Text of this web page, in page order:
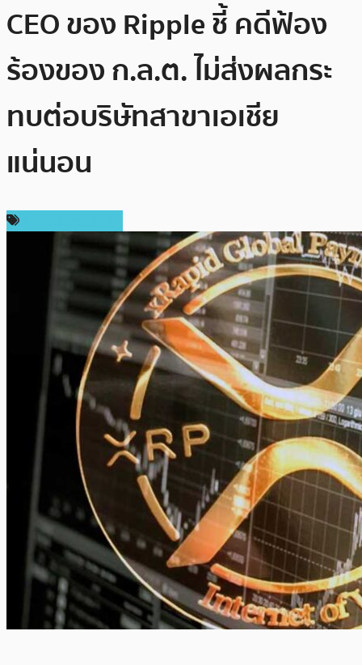
CEO ของ Ripple ชี้ คดีฟ้อง
ร้องของ ก.ล.ต. ไม่ส่งผลกระ
ทบต่อบริษัทสาขาเอเชีย
แน่นอน